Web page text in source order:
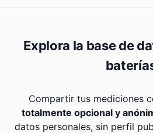
Explora la base de
Compartir tus mediciones
totalmente opcional y
datos personales, sin perfil